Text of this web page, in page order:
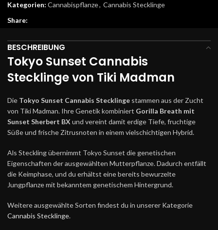
Kategorien: Cannabispflanze, Cannabis Stecklinge
Share:
BESCHREIBUNG
Tokyo Sunset Cannabis
Stecklinge von Tiki Madman
Die Tokyo Sunset Cannabis Stecklinge stammen aus der Zucht
von Tiki Madman. Ihre Genetik kombiniert Gorilla Breath mit
Sunset Sherbert BX und vereint damit erdige Tiefe, fruchtige
Süße und frische Zitrusnoten in einem vielschichtigen Hybrid.
Als Steckling übernimmt Tokyo Sunset die genetischen
Eigenschaften der ausgewählten Mutterpflanze. Dadurch entfällt
die Keimphase, und du erhältst eine bereits bewurzelte
Jungpflanze mit bekanntem genetischem Hintergrund.
Weitere ausgewählte Sorten findest du in unserer Kategorie
Cannabis Stecklinge.